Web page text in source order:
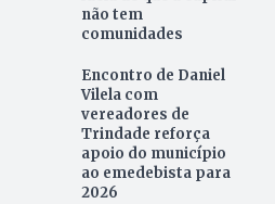
não tem
comunidades
Encontro de Daniel
Vilela com
vereadores de
Trindade reforça
apoio do município
ao emedebista para
2026